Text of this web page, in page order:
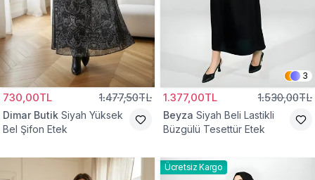
730,00TL 1.477,50TL
Dimar Butik Siyah Yüksek
Bel Şifon Etek
3
1.377,00TL 1.530,00TL
Beyza Siyah Beli Lastikli
Büzgülü Tesettür Etek
Ücretsiz Kargo